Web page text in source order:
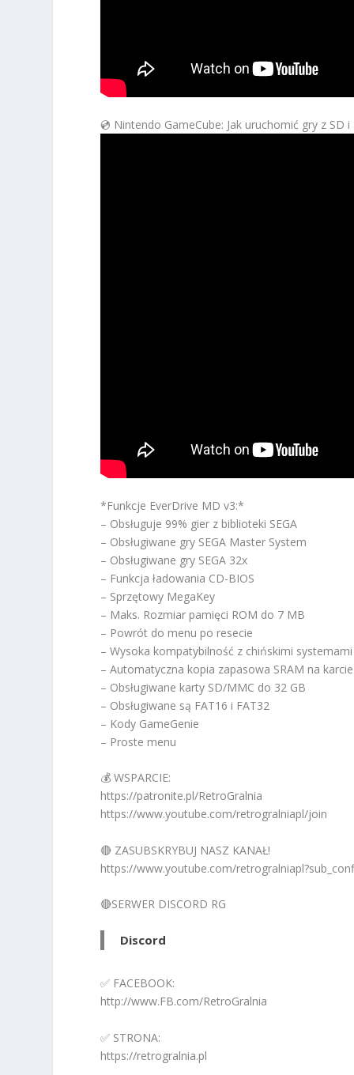
💿 Nintendo GameCube: Jak uruchomić gry z SD
*Funkcje EverDrive MD v3:*
– Obsługuje 99% gier z biblioteki SEGA
– Obsługiwane gry SEGA Master System
– Obsługiwane gry SEGA 32x
– Funkcja ładowania CD-BIOS
– Sprzętowy MegaKey
– Maks. Rozmiar pamięci ROM do 7 MB
– Powrót do menu po resecie
– Wysoka kompatybilność z chińskimi
– Automatyczna kopia zapasowa SRAM na
– Obsługiwane karty SD/MMC do 32 GB
– Obsługiwane są FAT16 i FAT32
– Kody GameGenie
– Proste menu
💰 WSPARCIE:
https://patronite.pl/RetroGralnia
https://www.youtube.com/retrogralniapl/join
🔴 ZASUBSKRYBUJ NASZ KANAŁ!
https://www.youtube.com/
🔴SERWER DISCORD RG
Discord
✅ FACEBOOK:
http://www.FB.com/RetroGralnia
✅ STRONA:
https://retrogralnia.pl